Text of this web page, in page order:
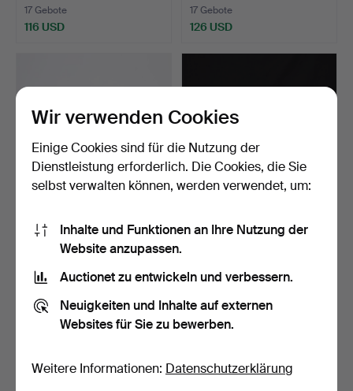
17 Gebote
116 USD
17 Gebote
126 USD
PAUL HOFF. FIGURINEN,
10 Stk., Glas, Reijm…
Beendet 17. Mai 2026
16 Gebote
GLASSERVIS, 28 Teile,
16 Gebote
Wir verwenden Cookies
Einige Cookies sind für die Nutzung der
Dienstleistung erforderlich. Die Cookies, die Sie
selbst verwalten können, werden verwendet, um:
Inhalte und Funktionen an Ihre Nutzung der
Website anzupassen.
Auctionet zu entwickeln und verbessern.
Neuigkeiten und Inhalte auf externen
Websites für Sie zu bewerben.
Weitere Informationen: Datenschutzerklärung